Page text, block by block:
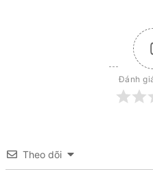
Đánh
Theo dõi